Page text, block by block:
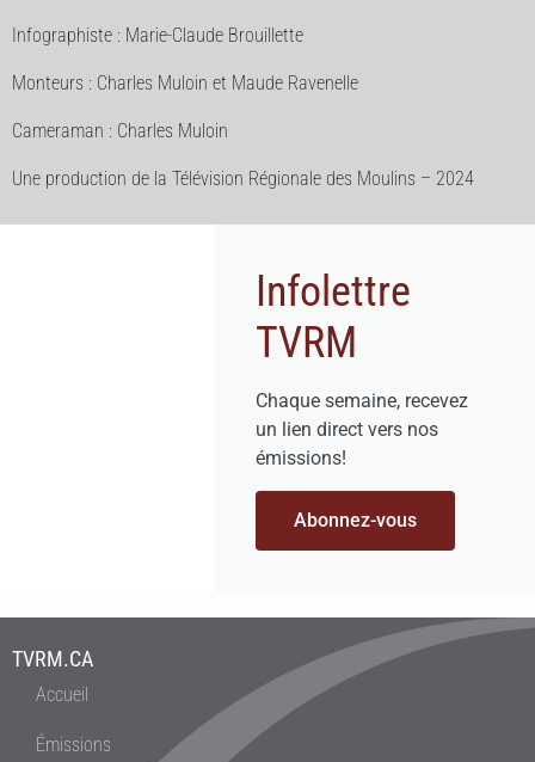
Infographiste : Marie-Claude Brouillette
Monteurs : Charles Muloin et Maude Ravenelle
Cameraman : Charles Muloin
Une production de la Télévision Régionale des Moulins – 2024
Infolettre
TVRM
Chaque semaine, recevez
un lien direct vers nos
émissions!
Abonnez-vous
TVRM.CA
Accueil
Émissions